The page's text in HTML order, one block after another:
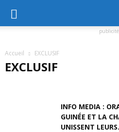
publicité
Accueil EXCLUSIF
EXCLUSIF
EXCLUSIF
LA UNE MODE
SPORT SUR LE TERRAIN
INFO MEDIA :
GUINÉE ET LA
UNISSENT